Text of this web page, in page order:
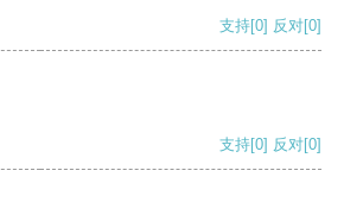
支持[0] 反对[0]
支持[0] 反对[0]